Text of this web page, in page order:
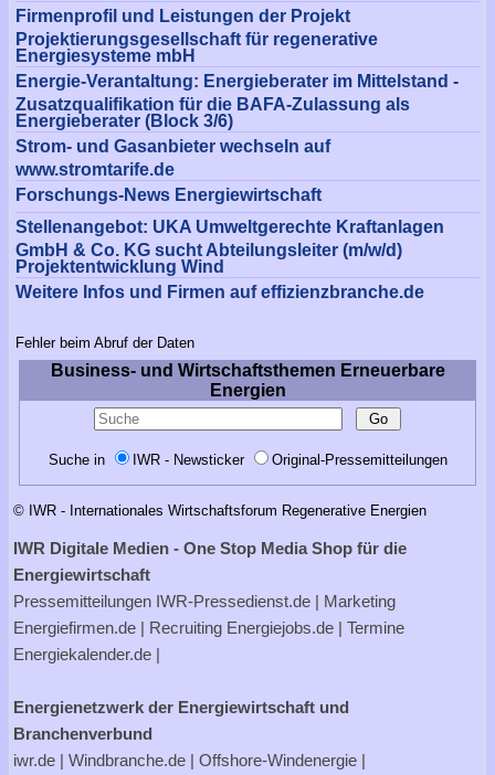
Firmenprofil und Leistungen der Projekt
Projektierungsgesellschaft für regenerative
Energiesysteme mbH
Energie-Verantaltung: Energieberater im Mittelstand -
Zusatzqualifikation für die BAFA-Zulassung als
Energieberater (Block 3/6)
Strom- und Gasanbieter wechseln auf
www.stromtarife.de
Forschungs-News Energiewirtschaft
Stellenangebot: UKA Umweltgerechte Kraftanlagen
GmbH & Co. KG sucht Abteilungsleiter (m/w/d)
Projektentwicklung Wind
Weitere Infos und Firmen auf effizienzbranche.de
Fehler beim Abruf der Daten
Business- und Wirtschaftsthemen Erneuerbare
Energien
Suche in IWR - Newsticker Original-Pressemitteilungen
© IWR - Internationales Wirtschaftsforum Regenerative Energien
IWR Digitale Medien - One Stop Media Shop für die
Energiewirtschaft
Pressemitteilungen IWR-Pressedienst.de | Marketing
Energiefirmen.de | Recruiting Energiejobs.de | Termine
Energiekalender.de |
Energienetzwerk der Energiewirtschaft und
Branchenverbund
iwr.de | Windbranche.de | Offshore-Windenergie |